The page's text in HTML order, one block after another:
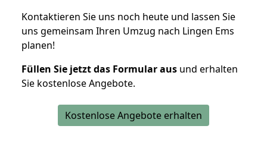
Kontaktieren Sie uns noch heute und lassen Sie
uns gemeinsam Ihren Umzug nach Lingen Ems
planen!
Füllen Sie jetzt das Formular aus und erhalten
Sie kostenlose Angebote.
Kostenlose Angebote erhalten